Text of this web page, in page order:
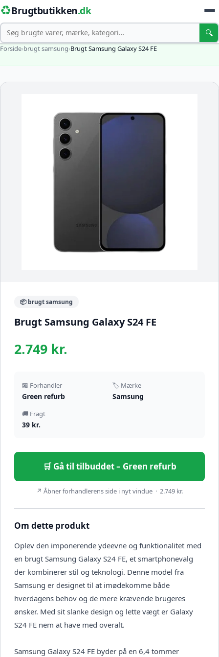
♻️Brugtbutikken.dk
Søg 🔍
Forside›brugt samsung›Brugt Samsung Galaxy S24 FE
📦 brugt samsung
Brugt Samsung Galaxy S24 FE
2.749 kr.
🏪 Forhandler
Green refurb
🏷️ Mærke
Samsung
🚚 Fragt
39 kr.
🛒 Gå til tilbuddet – Green refurb
↗ Åbner forhandlerens side i nyt vindue · 2.749 kr.
Om dette produkt
Oplev den imponerende ydeevne og funktionalitet med
en brugt Samsung Galaxy S24 FE, et smartphonevalg
der kombinerer stil og teknologi. Denne model fra
Samsung er designet til at imødekomme både
hverdagens behov og de mere krævende brugeres
ønsker. Med sit slanke design og lette vægt er Galaxy
S24 FE nem at have med overalt.
Samsung Galaxy S24 FE byder på en 6,4 tommer